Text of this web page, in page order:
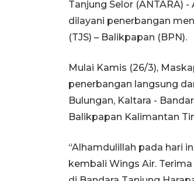
Tanjung Selor (ANTARA)
dilayani penerbangan
(TJS) – Balikpapan (BPN).
Mulai Kamis (26/3),
penerbangan langsung
Bulungan, Kaltara -
Balikpapan Kalimantan
“Alhamdulillah pada hari
kembali Wings Air.